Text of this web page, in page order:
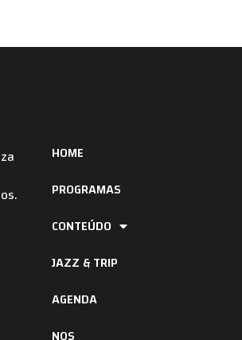
HOME
PROGRAMAS
CONTEÚDO
JAZZ & TRIP
AGENDA